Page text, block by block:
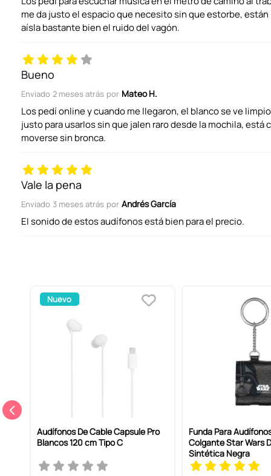
Dirección de email
Escribe un comentario
ENVIAR COMENTARIO
me da justo el espacio que necesito sin que estorbe,
aísla bastante bien el ruido del vagón.
Bueno
Enviado 2 meses atrás por Mateo H.
Los pedí online y cuando me llegaron, el blanco se ve
justo para usarlos sin que jalen raro desde la mochila, está
moverse sin bronca.
Vale la pena
Enviado 3 meses atrás por Andrés García
El sonido de estos audífonos está bien para el precio.
Nuevo
Audífonos De Cable Capsule Pro
Blancos 120 cm Tipo C
Funda Para
Colgante Star Wars
Sintética Negra